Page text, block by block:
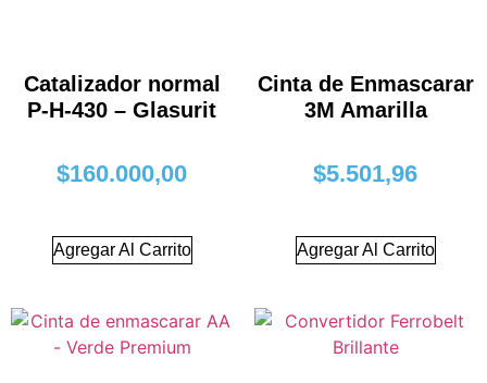
Catalizador normal
P-H-430 – Glasurit
$160.000,00
Agregar Al Carrito
Cinta de Enmascarar
3M Amarilla
$5.501,96
Agregar Al Carrito